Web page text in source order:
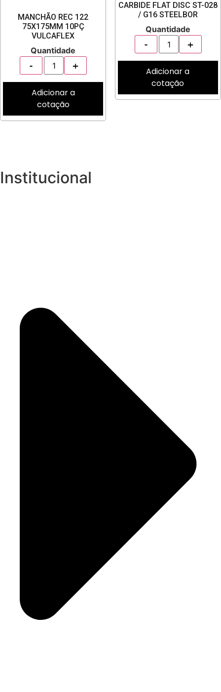
MANCHÃO REC 122
75X175MM 10PÇ
VULCAFLEX
Quantidade
Adicionar a
cotação
CARBIDE FLAT DISC ST-028
/ G16 STEELBOR
Quantidade
Adicionar a
cotação
Institucional